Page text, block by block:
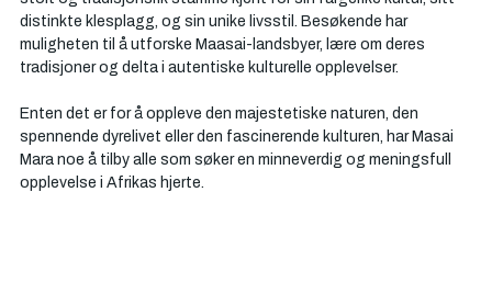
distinkte klesplagg, og sin unike livsstil. Besøkende har
muligheten til å utforske Maasai-landsbyer, lære om deres
tradisjoner og delta i autentiske kulturelle opplevelser.
Enten det er for å oppleve den majestetiske naturen, den
spennende dyrelivet eller den fascinerende kulturen, har Masai
Mara noe å tilby alle som søker en minneverdig og meningsfull
opplevelse i Afrikas hjerte.